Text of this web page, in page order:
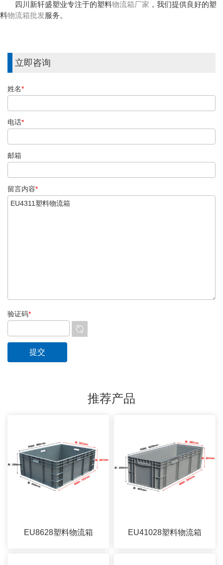
四川新轩盛塑业专注于的塑料物流箱厂家 ，我们提供良好的塑
料物流箱批发服务。
立即咨询
姓名*
电话*
邮箱
留言内容*
验证码*
推荐产品
EU8628塑料物流箱 EU41028塑料物流箱